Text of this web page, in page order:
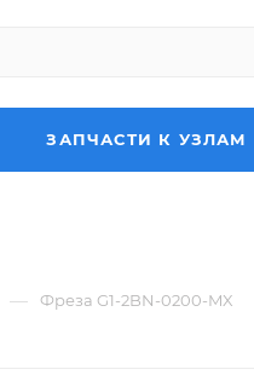
ЗАПЧАСТИ К УЗЛАМ
— Фреза G1-2BN-0200-MX